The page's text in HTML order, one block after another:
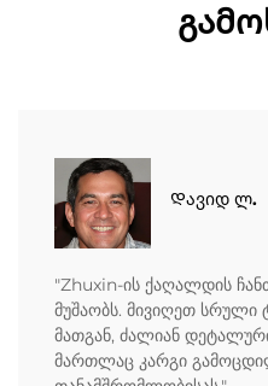
Დავიდ ლ.
"Zhuxin-ის ქაღალდის
მუშაობს. მივიღეთ სრული
მათგან, ძალიან
მართლაც კარგი